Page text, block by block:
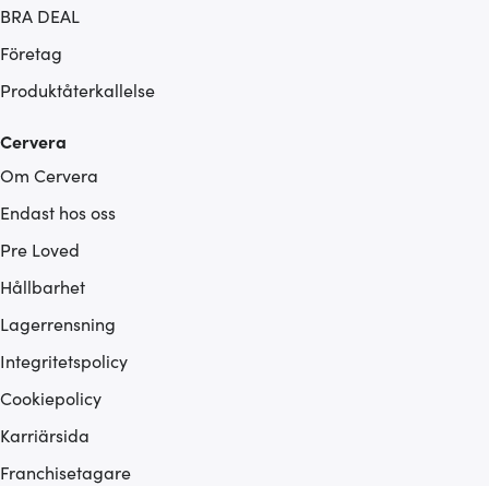
BRA DEAL
Företag
Produktåterkallelse
Cervera
Om Cervera
Endast hos oss
Pre Loved
Hållbarhet
Lagerrensning
Integritetspolicy
Cookiepolicy
Karriärsida
Franchisetagare